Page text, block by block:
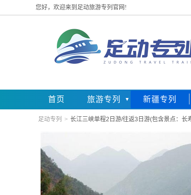
您好，欢迎来到足动旅游专列官网!
首页 旅游专列 新疆专列
足动专列 > 长江三峡单程2日游/往返3日游(包含景点：长